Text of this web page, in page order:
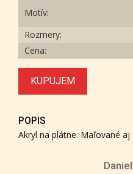
Motív:
Rozmery:
Cena:
KUPUJEM
POPIS
Akryl na plátne. Maľované